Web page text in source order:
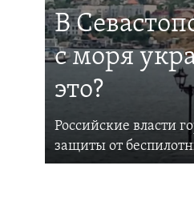
В
с моря
это?
Российские власти
защиты от